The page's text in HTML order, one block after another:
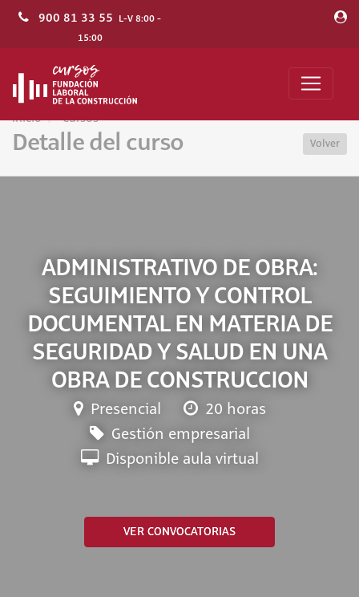
900 81 33 55 L-V 8:00 -
15:00
Inicio Cursos
Detalle del curso Volver
ADMINISTRATIVO DE OBRA:
SEGUIMIENTO Y CONTROL
DOCUMENTAL EN MATERIA DE
SEGURIDAD Y SALUD EN UNA
OBRA DE CONSTRUCCION
Presencial
20 horas
Gestión empresarial
Disponible aula virtual
VER CONVOCATORIAS